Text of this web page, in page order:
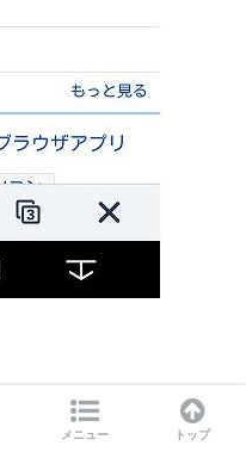
検索窓にワードが入って
履歴を消去」って出て
メニュー トップ